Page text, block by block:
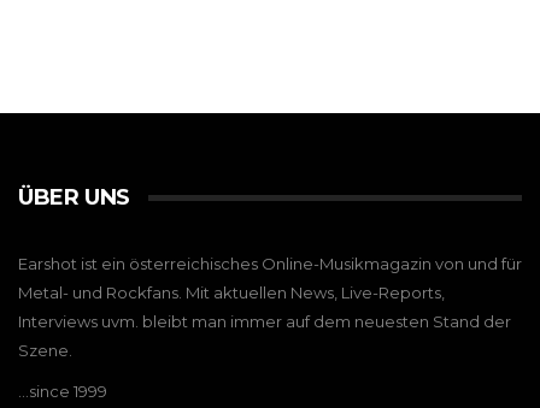
ÜBER UNS
Earshot ist ein österreichisches Online-Musikmagazin von und für
Metal- und Rockfans. Mit aktuellen News, Live-Reports,
Interviews uvm. bleibt man immer auf dem neuesten Stand der
Szene.
…since 1999